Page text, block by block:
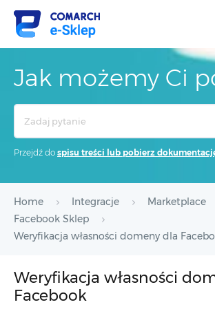
Jak możemy Ci
Przejdź do spisu treści lub pobierz
Home Integracje
Marketplace
Facebook Sklep
Weryfikacja własności domeny dla
Weryfikacja własności
Facebook